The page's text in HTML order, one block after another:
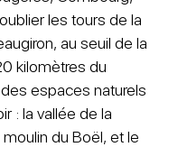
les tours de la
au seuil de la
kilomètres du
espaces naturels
: la vallée de la
du Boël, et le